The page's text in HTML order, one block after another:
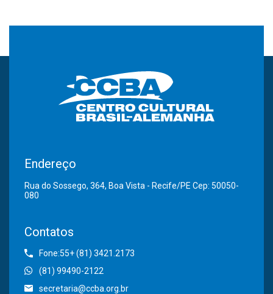
Endereço
Rua do Sossego, 364, Boa Vista - Recife/PE Cep: 50050-
080
Contatos
Fone:55+ (81) 3421.2173
(81) 99490-2122
secretaria@ccba.org.br